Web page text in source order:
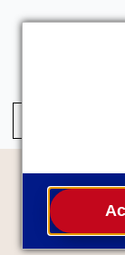
Temas